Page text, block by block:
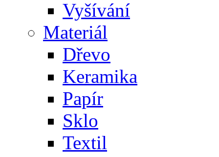
Vyšívání
Materiál
Dřevo
Keramika
Papír
Sklo
Textil